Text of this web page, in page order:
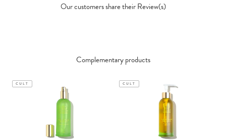
Our customers share their Review(s)
Complementary products
CULT CULT